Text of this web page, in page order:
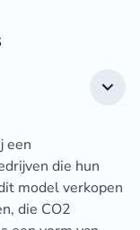
een
die hun
model verkopen
die CO2